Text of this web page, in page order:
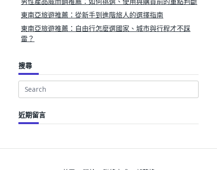
東南亞旅遊推薦：從新手到進階旅人的選擇指南
東南亞旅遊推薦：自由行怎麼選國家、城市與行程才不踩
雷？
搜尋
Search
近期留言